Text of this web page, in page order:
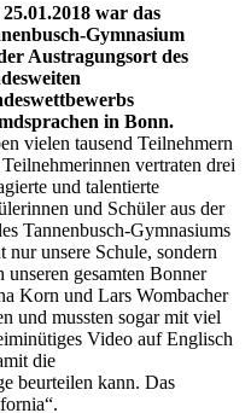
war das
Gymnasium
Austragungsort des
in Bonn.
vielen tausend Teilnehmern
vertraten drei
und talentierte
und Schüler aus der
Tannenbusch-Gymnasiums
nur unsere Schule, sondern
unseren gesamten Bonner
Korn und Lars Wombacher
und mussten sogar mit viel
Video auf Englisch
die
beurteilen kann. Das